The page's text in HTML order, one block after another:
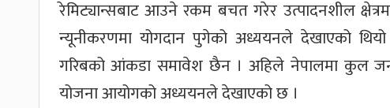
रेमिट्यान्सबाट आउने रकम बचत गरेर उत्पादनशील
न्यूनीकरणमा योगदान पुगेको अध्ययनले देखाएको थियो
गरिबको आंकडा समावेश छैन । अहिले नेपालमा कुल
योजना आयोगको अध्ययनले देखाएको छ ।